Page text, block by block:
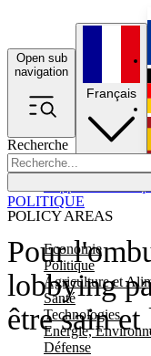
Open sub
navigation
Recherche
POLICY AREAS
Economie
Politique
Agriculture et
Santé
Technologies
Energie,
Défense
Français
Pour
lobbying
être sain et
POLITIQUE